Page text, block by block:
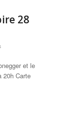
28
et le
20h Carte